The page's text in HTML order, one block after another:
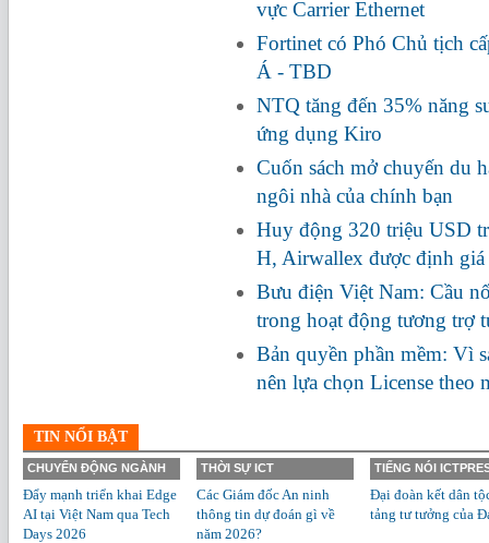
vực Carrier Ethernet
Fortinet có Phó Chủ tịch
Á - TBD
NTQ tăng đến 35% năng
ứng dụng Kiro
Cuốn sách mở chuyến du
ngôi nhà của chính bạn
Huy động 320 triệu USD
H, Airwallex được định
Bưu điện Việt Nam: Cầu
trong hoạt động tương trợ
Bản quyền phần mềm: Vì
nên lựa chọn License theo
TIN NỔI BẬT
CHUYỂN ĐỘNG NGÀNH
Đẩy mạnh triển khai Edge
AI tại Việt Nam qua Tech
Days 2026
THỜI SỰ ICT
Các Giám đốc An ninh
thông tin dự đoán gì về
năm 2026?
TIẾNG NÓI
Đại đoàn kết dân
tảng tư tưởng của